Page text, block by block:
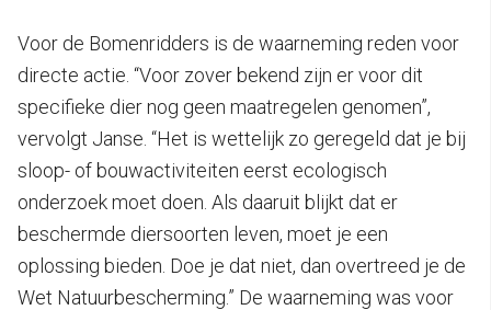
Voor de Bomenridders is de waarneming reden voor
directe actie. “Voor zover bekend zijn er voor dit
specifieke dier nog geen maatregelen genomen”,
vervolgt Janse. “Het is wettelijk zo geregeld dat je bij
sloop- of bouwactiviteiten eerst ecologisch
onderzoek moet doen. Als daaruit blijkt dat er
beschermde diersoorten leven, moet je een
oplossing bieden. Doe je dat niet, dan overtreed je de
Wet Natuurbescherming.” De waarneming was voor